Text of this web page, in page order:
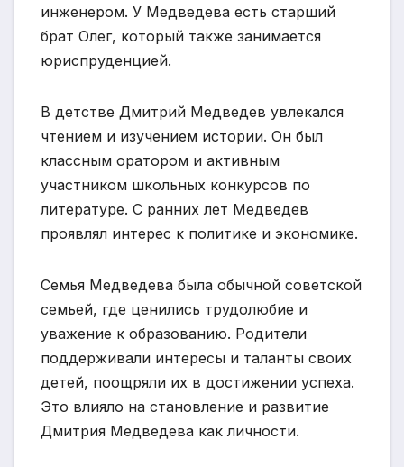
инженером. У Медведева есть старший
брат Олег, который также занимается
юриспруденцией.
В детстве Дмитрий Медведев увлекался
чтением и изучением истории. Он был
классным оратором и активным
участником школьных конкурсов по
литературе. С ранних лет Медведев
проявлял интерес к политике и экономике.
Семья Медведева была обычной советской
семьей, где ценились трудолюбие и
уважение к образованию. Родители
поддерживали интересы и таланты своих
детей, поощряли их в достижении успеха.
Это влияло на становление и развитие
Дмитрия Медведева как личности.